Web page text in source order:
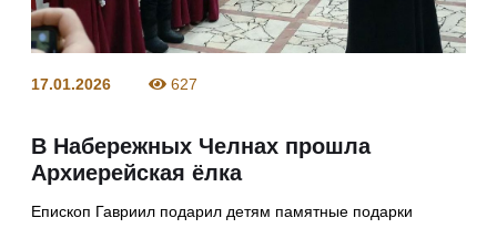
17.01.2026 627
В Набережных Челнах прошла
Архиерейская ёлка
Епископ Гавриил подарил детям памятные подарки